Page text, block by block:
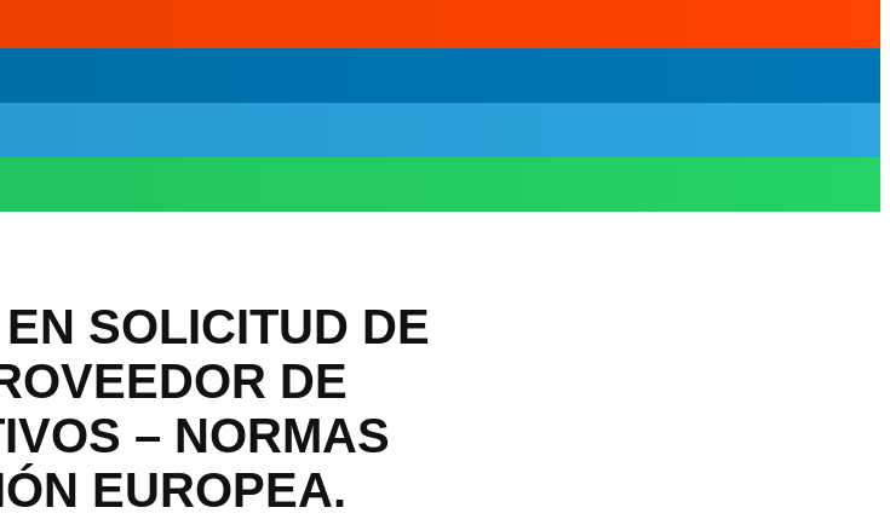
SOLICITUD DE
DE
– NORMAS
EUROPEA.